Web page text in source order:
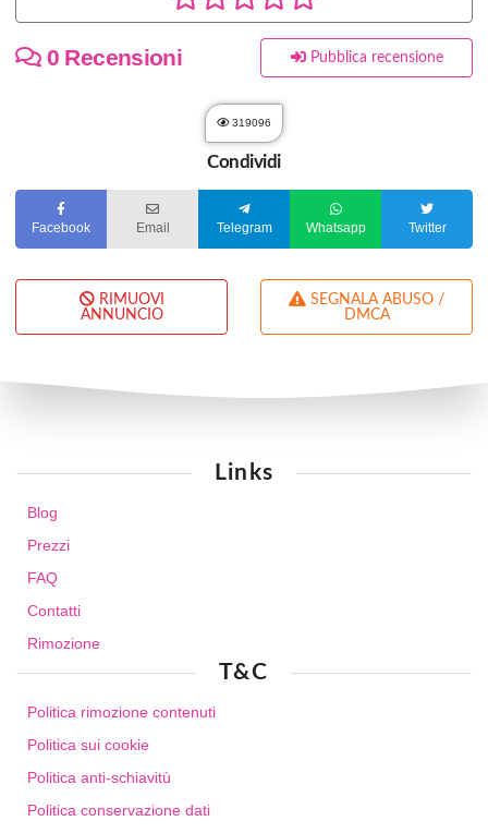
0 Recensioni Pubblica recensione
319096
Condividi
Facebook Email Telegram Whatsapp Twitter
RIMUOVI
ANNUNCIO
DMCA
Links
Blog
Prezzi
FAQ
Contatti
Rimozione
T&C
Politica rimozione contenuti
Politica sui cookie
Politica anti-schiavitù
Politica conservazione dati